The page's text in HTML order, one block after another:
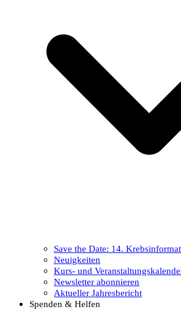
Save the Date: 14.
Neuigkeiten
Kurs- und
Newsletter abonnieren
Aktueller Jahresbericht
Spenden & Helfen